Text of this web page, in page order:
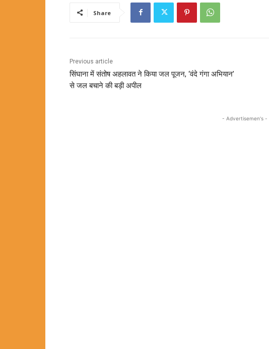
Share
Previous article
सिंघाना में संतोष अहलावत ने किया जल पूजन, ‘वंदे गंगा अभियान’
से जल बचाने की बड़ी अपील
- Advertisemen's -